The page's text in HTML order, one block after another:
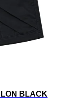
BLACK